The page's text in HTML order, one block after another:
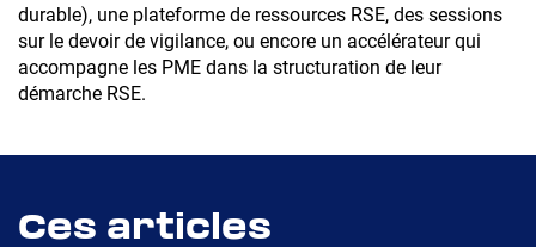
durable), une plateforme de ressources RSE, des sessions
sur le devoir de vigilance, ou encore un accélérateur qui
accompagne les PME dans la structuration de leur
démarche RSE.
Ces articles